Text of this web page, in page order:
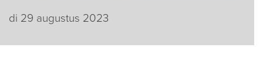
di 29 augustus 2023